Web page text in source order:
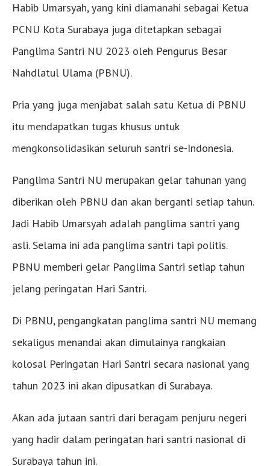
Habib Umarsyah, yang kini diamanahi sebagai Ketua
PCNU Kota Surabaya juga ditetapkan sebagai
Panglima Santri NU 2023 oleh Pengurus Besar
Nahdlatul Ulama (PBNU).
Pria yang juga menjabat salah satu Ketua di PBNU
itu mendapatkan tugas khusus untuk
mengkonsolidasikan seluruh santri se-Indonesia.
Panglima Santri NU merupakan gelar tahunan yang
diberikan oleh PBNU dan akan berganti setiap tahun.
Jadi Habib Umarsyah adalah panglima santri yang
asli. Selama ini ada panglima santri tapi politis.
PBNU memberi gelar Panglima Santri setiap tahun
jelang peringatan Hari Santri.
Di PBNU, pengangkatan panglima santri NU memang
sekaligus menandai akan dimulainya rangkaian
kolosal Peringatan Hari Santri secara nasional yang
tahun 2023 ini akan dipusatkan di Surabaya.
Akan ada jutaan santri dari beragam penjuru negeri
yang hadir dalam peringatan hari santri nasional di
Surabaya tahun ini.